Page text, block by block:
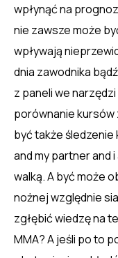
wpłynąć na
nie zawsze może
wpływają
dnia zawodnika
z paneli we
porównanie kursów
być także
and my partner and
walką. A być może
nożnej względnie
zgłębić wiedzę na
MMA? A jeśli po to